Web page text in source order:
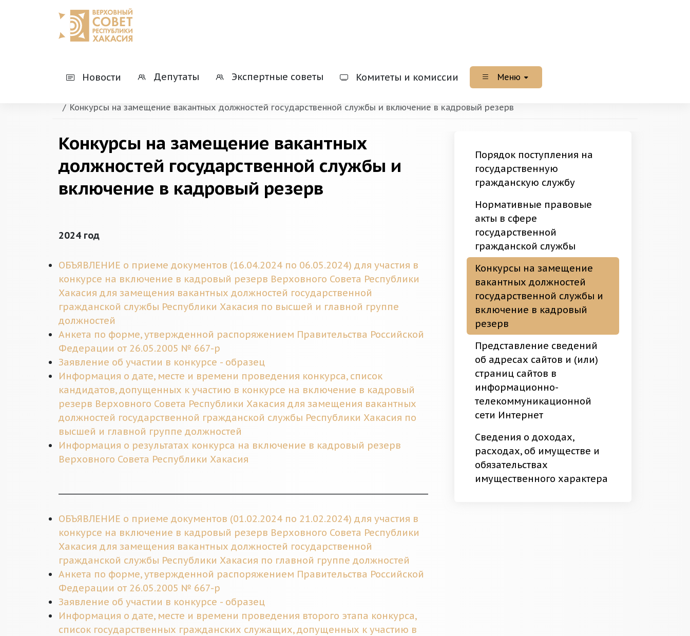
Новости Депутаты Экспертные советы Комитеты и комиссии Меню
Комиссия по соблюдению требований к служебному поведению государственных гражданских служащих РХ в Аппарате ВС РХ и
Конкурсы на замещение вакантных должностей государственной службы и включение в кадровый резерв
Порядок поступления на
государственную
гражданскую службу
Нормативные правовые
акты в сфере
государственной
гражданской службы
Конкурсы на замещение
вакантных должностей
государственной службы и
включение в кадровый
резерв
Представление сведений
об адресах сайтов и (или)
страниц сайтов в
информационно-
телекоммуникационной
сети Интернет
Сведения о доходах,
расходах, об имуществе и
обязательствах
имущественного характера
Конкурсы на замещение вакантных
должностей государственной службы и
включение в кадровый резерв
2024 год
ОБЪЯВЛЕНИЕ о приеме документов (16.04.2024 по 06.05.2024) для участия в
конкурсе на включение в кадровый резерв Верховного Совета Республики
Хакасия для замещения вакантных должностей государственной
гражданской службы Республики Хакасия по высшей и главной группе
должностей
Анкета по форме, утвержденной распоряжением Правительства Российской
Федерации от 26.05.2005 № 667-р
Заявление об участии в конкурсе - образец
Информация о дате, месте и времени проведения конкурса, список
кандидатов, допущенных к участию в конкурсе на включение в кадровый
резерв Верховного Совета Республики Хакасия для замещения вакантных
должностей государственной гражданской службы Республики Хакасия по
высшей и главной группе должностей
Информация о результатах конкурса на включение в кадровый резерв
Верховного Совета Республики Хакасия
ОБЪЯВЛЕНИЕ о приеме документов (01.02.2024 по 21.02.2024) для участия в
конкурсе на включение в кадровый резерв Верховного Совета Республики
Хакасия для замещения вакантных должностей государственной
гражданской службы Республики Хакасия по главной группе должностей
Анкета по форме, утвержденной распоряжением Правительства Российской
Федерации от 26.05.2005 № 667-р
Заявление об участии в конкурсе - образец
Информация о дате, месте и времени проведения второго этапа конкурса,
список государственных гражданских служащих, допущенных к участию в